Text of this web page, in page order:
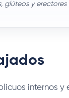
glúteos y
internos